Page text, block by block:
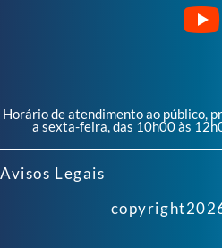
Horário de atendimento ao público,
a sexta-feira, das 10h00 às
Avisos Legais
copyright